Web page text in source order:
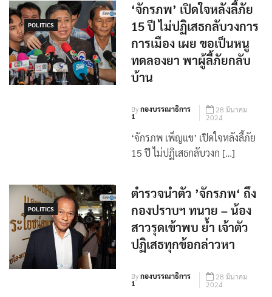
POLITICS
‘จักรภพ’ เปิดใจหลังลี้ภัย
15 ปี ไม่ปฏิเสธกลับวงการ
การเมือง เผย ขอเป็นหนู
ทดลองยา พาผู้ลี้ภัยกลับ
บ้าน
Byกองบรรณาธิการ
1
28 มีนาคม
2024
‘จักรภพ เพ็ญแข’ เปิดใจหลังลี้ภัย
15 ปี ไม่ปฏิเสธกลับวงก […]
POLITICS
ตำรวจนำตัว ’จักรภพ‘ ถึง
กองปราบฯ ทนาย – น้อง
สาวรุดเข้าพบ ย้ำ เจ้าตัว
ปฏิเสธทุกข้อกล่าวหา
Byกองบรรณาธิการ
1
28 มีนาคม
2024